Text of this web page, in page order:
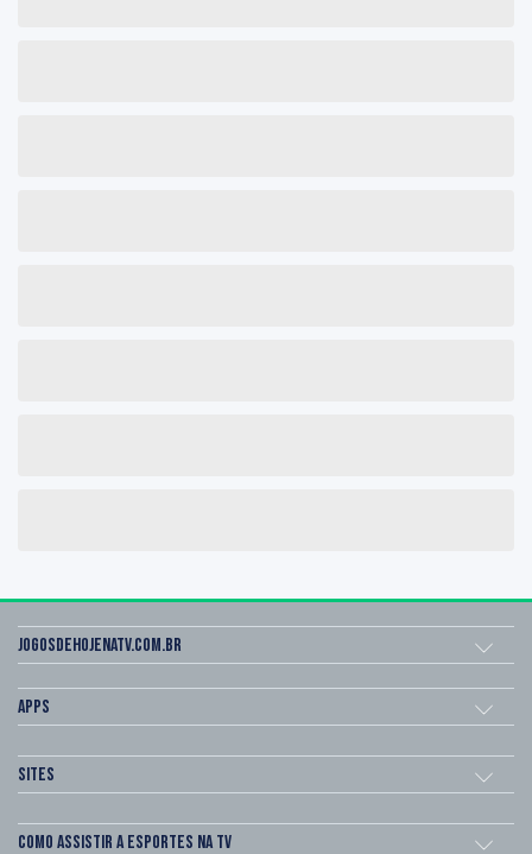
Jogosdehojenatv.com.br
Apps
Sites
Como assistir a esportes na TV